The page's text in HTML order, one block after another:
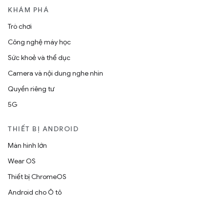
KHÁM PHÁ
Trò chơi
Công nghệ máy học
Sức khoẻ và thể dục
Camera và nội dung nghe nhìn
Quyền riêng tư
5G
THIẾT BỊ ANDROID
Màn hình lớn
Wear OS
Thiết bị ChromeOS
Android cho Ô tô